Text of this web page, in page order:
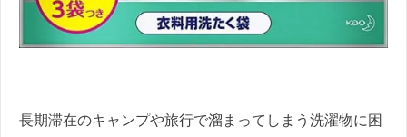
長期滞在のキャンプや旅行で溜まってしまう洗濯物に困